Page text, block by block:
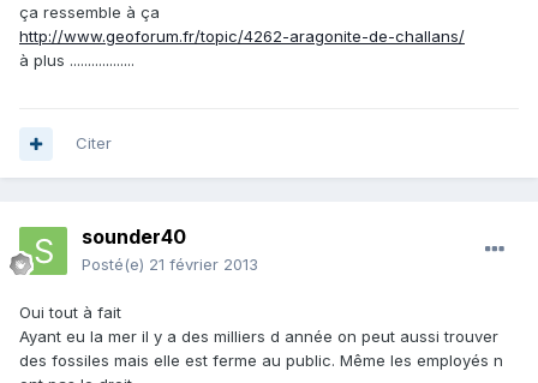
ça ressemble à ça
http://www.geoforum.fr/topic/4262-aragonite-de-challans/
à plus ..................
Citer
sounder40
Posté(e) 21 février 2013
Oui tout à fait
Ayant eu la mer il y a des milliers d année on peut aussi trouver
des fossiles mais elle est ferme au public. Même les employés n